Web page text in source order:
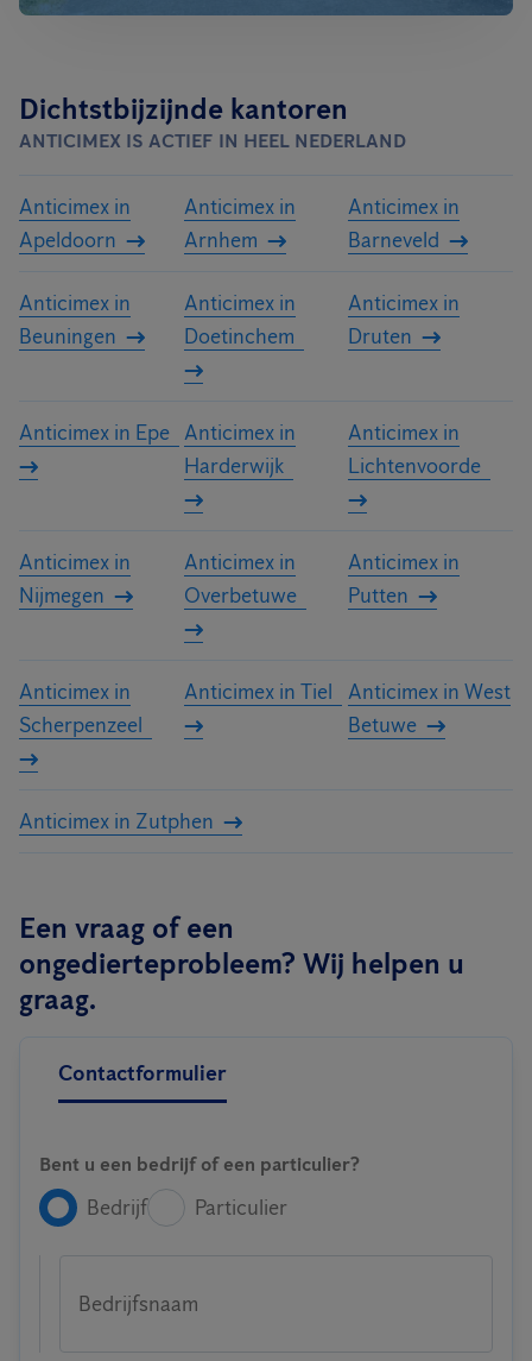
Dichtstbijzijnde kantoren
ANTICIMEX IS ACTIEF IN HEEL NEDERLAND
Anticimex in
Apeldoorn
Anticimex in
Arnhem
Anticimex in
Barneveld
Anticimex in
Beuningen
Anticimex in
Doetinchem
Anticimex in
Druten
Anticimex in Epe Anticimex in
Harderwijk
Anticimex in
Lichtenvoorde
Anticimex in
Nijmegen
Anticimex in
Overbetuwe
Anticimex in
Putten
Anticimex in
Scherpenzeel
Anticimex in Tiel
Anticimex in West
Betuwe
Anticimex in Zutphen
Een vraag of een
ongedierteprobleem? Wij helpen u
graag.
Contactformulier
Bent u een bedrijf of een particulier?
Bedrijf Particulier
Bedrijfsnaam